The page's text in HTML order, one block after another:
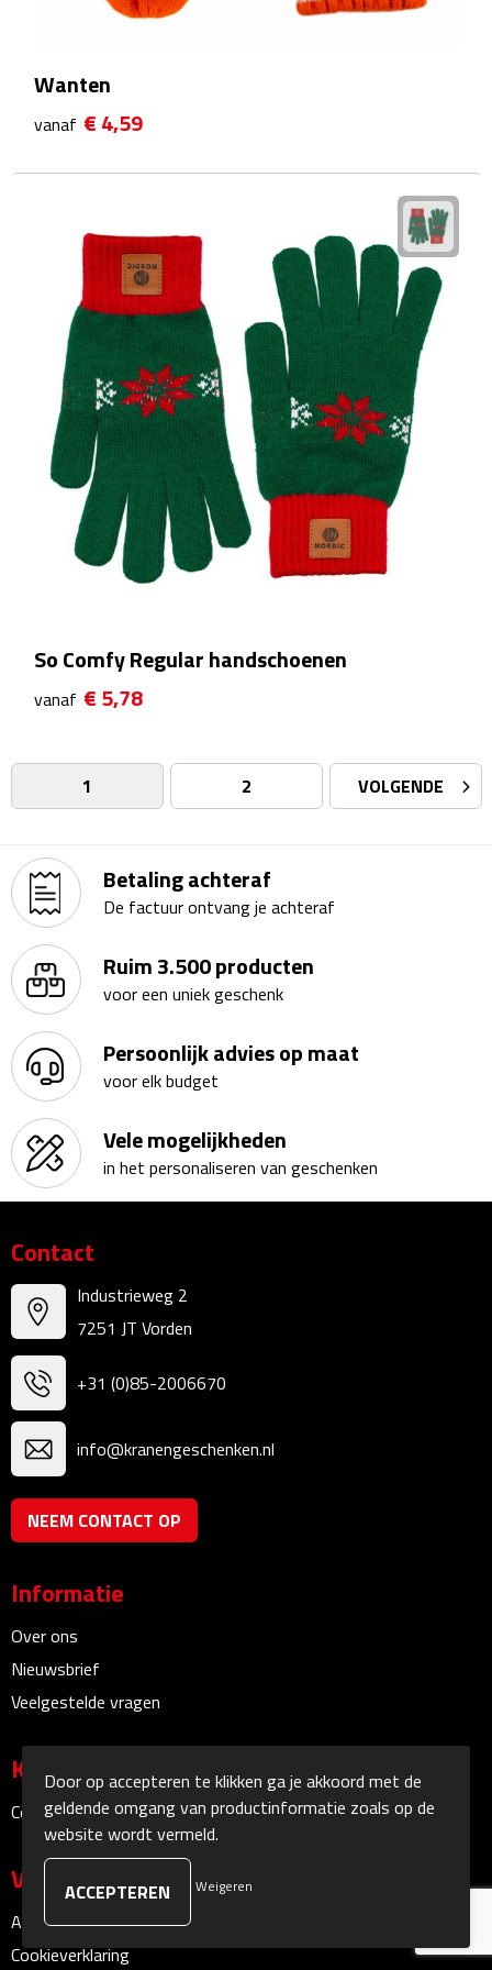
Handcrèmes
Lipbalsems
Tissues
Tissuehouders
Wattenstaafjes en watjes
Wet wipes
Kleding & Caps
Badtextiel & Douche
Badmatten
Handdoeken
Pantoffels & slippers
Washandjes
Bovenkleding
Bodywarmers
Overhemden
Sweaters
Fleecevesten
Vesten
Broeken
Korte broeken
Lange broeken
Rokken
Ondergoed & Sokken
Ondergoed
Sokken
Caps, Hoeden & Mutsen
Bandanas
Hoeden
Mutsen
Oorwarmers
Zonnekleppen
Handschoenen & Sjaals
Wanten
vanaf € 4,59
So Comfy Regular handschoenen
vanaf € 5,78
1 2 VOLGENDE
Betaling achteraf
De factuur ontvang je achteraf
Ruim 3.500 producten
voor een uniek geschenk
Persoonlijk advies op maat
voor elk budget
Vele mogelijkheden
in het personaliseren van geschenken
Contact
Industrieweg 2
7251 JT Vorden
+31 (0)85-2006670
info@kranengeschenken.nl
NEEM CONTACT OP
Informatie
Over ons
Nieuwsbrief
Veelgestelde vragen
Klantenservice
Contact
Veilig winkelen
Algemene voorwaarden
Cookieverklaring
Door op accepteren te klikken ga je akkoord met de
geldende omgang van productinformatie zoals op de
website wordt vermeld.
Weigeren